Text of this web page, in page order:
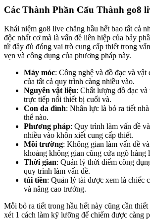
Các Thành Phần Cấu Thành go8
Khái niệm go8 live chẳng hầu hết bao tất cả
độc nhất cơ mà là vấn đề liên hiệp của bảy
tử đầy đủ đóng vai trò cung cấp thiết trong
vẹn và công dụng của phương pháp này.
Máy móc: Công nghệ và đồ đạc và vật
của tất cả quy trình càng nhiều vào.
Nguyên vật liệu: Chất lượng đồ đạc và
trực tiếp nối thiết bị cuối và.
Con da đình: Nhân lực là bỏ ra tiết
thể nào.
Phương pháp: Quy trình làm vấn đề
nhiều vào khôn xiết cung cấp thiết.
Môi trường: Không gian làm vấn đề
khoảng không gian cũng cửa ngõ hàng
Thời gian: Quản lý thời điểm công
quy trình làm vấn đề.
túi tiền: Quản lý tài được xem là chiếc
và nâng cao trưởng.
Mỗi bỏ ra tiết trong hầu hết này cũng cần
xét 1 cách làm kỹ lưỡng để chiếm được càng